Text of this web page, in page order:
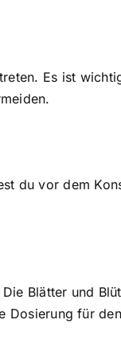
Es ist
du vor dem
Blätter und
Dosierung für